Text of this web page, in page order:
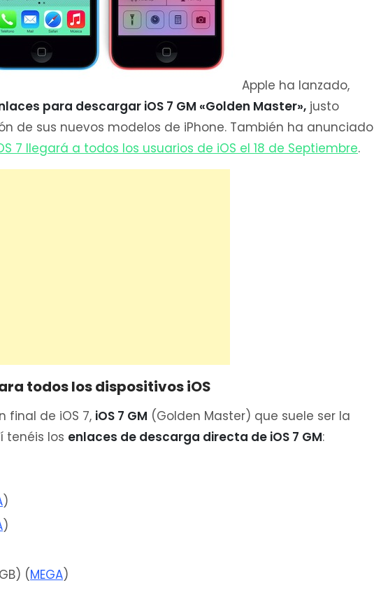
Apple ha lanzado,
para descargar iOS 7 GM «Golden Master», justo
de sus nuevos modelos de iPhone. También ha anunciado
7 llegará a todos los usuarios de iOS el 18 de Septiembre.
todos los dispositivos iOS
final de iOS 7, iOS 7 GM (Golden Master) que suele ser la
tenéis los enlaces de descarga directa de iOS 7 GM:
)
)
(MEGA)